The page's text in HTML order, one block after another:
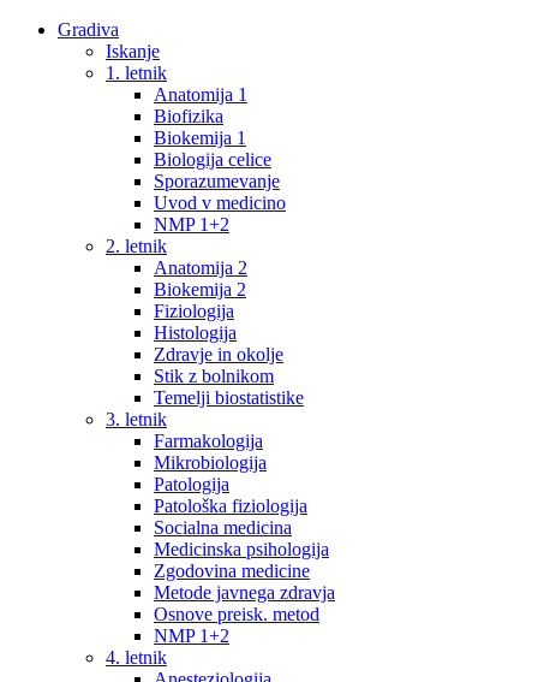
Gradiva
Iskanje
1. letnik
Anatomija 1
Biofizika
Biokemija 1
Biologija celice
Sporazumevanje
Uvod v medicino
NMP 1+2
2. letnik
Anatomija 2
Biokemija 2
Fiziologija
Histologija
Zdravje in okolje
Stik z bolnikom
Temelji biostatistike
3. letnik
Farmakologija
Mikrobiologija
Patologija
Patološka fiziologija
Socialna medicina
Medicinska psihologija
Zgodovina medicine
Metode javnega zdravja
Osnove preisk. metod
NMP 1+2
4. letnik